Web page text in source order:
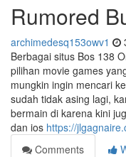
Rumored
archimedesq153owv1
Berbagai situs Bos 138
pilihan movie games
mungkin ingin mencari
sudah tidak asing lagi,
bermain di karena kini
dan ios https://
Comments